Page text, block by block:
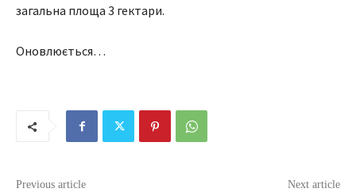
загальна площа 3 гектари.
Оновлюється…
Previous article Next article